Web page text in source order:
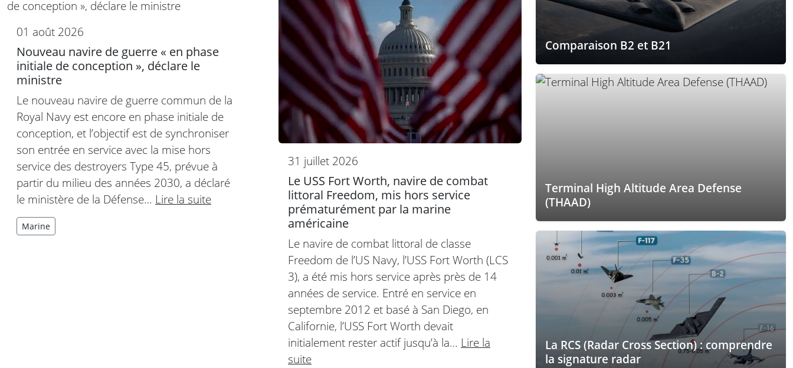
01 août 2026
Nouveau navire de guerre « en phase
initiale de conception », déclare le
ministre
Le nouveau navire de guerre commun de la
Royal Navy est encore en phase initiale de
conception, et l’objectif est de synchroniser
son entrée en service avec la mise hors
service des destroyers Type 45, prévue à
partir du milieu des années 2030, a déclaré
le ministère de la Défense… Lire la suite
Marine
31 juillet 2026
Le USS Fort Worth, navire de combat
littoral Freedom, mis hors service
prématurément par la marine
américaine
Le navire de combat littoral de classe
Freedom de l’US Navy, l’USS Fort Worth (LCS
3), a été mis hors service après près de 14
années de service. Entré en service en
septembre 2012 et basé à San Diego, en
Californie, l’USS Fort Worth devait
initialement rester actif jusqu’à la… Lire la
suite
Comparaison B2 et B21
Terminal High Altitude Area Defense
(THAAD)
La RCS (Radar Cross Section) : comprendre
la signature radar